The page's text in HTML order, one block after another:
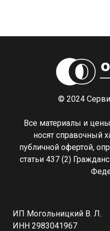
© 2024
Все материалы и
носят справочный
публичной офертой,
статьи 437 (2)
ИП Могольницкий В. Л.
ИНН 2983041967